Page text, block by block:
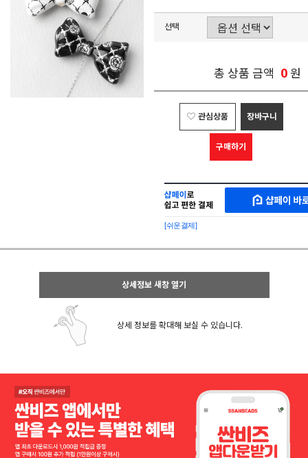
선택
총 상품 금액 0원
관심상품 장바구니
구매하기
MAKESHOP
SHOPPAY
로
간
구
샵
페
페
이
구
[쉬운결제]
상세정보 새창 열기
상세 정보를 확대해 보실 수 있습니다.